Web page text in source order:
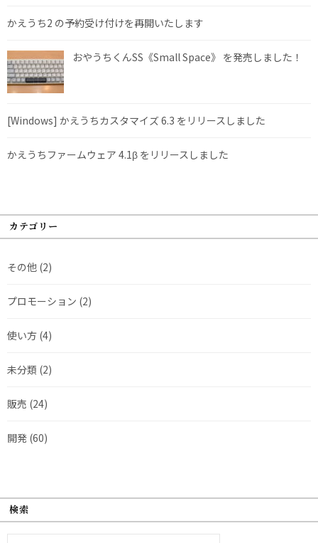
かえうち2 の予約受け付けを再開いたします
おやうちくんSS《Small Space》 を発売しました！
[Windows] かえうちカスタマイズ 6.3 をリリースしました
かえうちファームウェア 4.1β をリリースしました
カテゴリー
その他 (2)
プロモーション (2)
使い方 (4)
未分類 (2)
販売 (24)
開発 (60)
検索